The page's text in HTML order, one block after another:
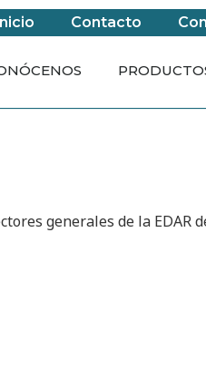
Contacto
generales de la EDAR